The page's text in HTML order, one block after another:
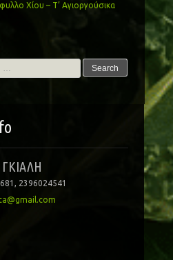
Χίου – Τ’ Αγιοργούσικα
ΓΚΙΑΛΗ
2396024541